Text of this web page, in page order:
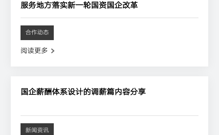
服务地方落实新一轮国资国企改革
合作动态
阅读更多
国企薪酬体系设计的调薪篇内容分享
新闻资讯